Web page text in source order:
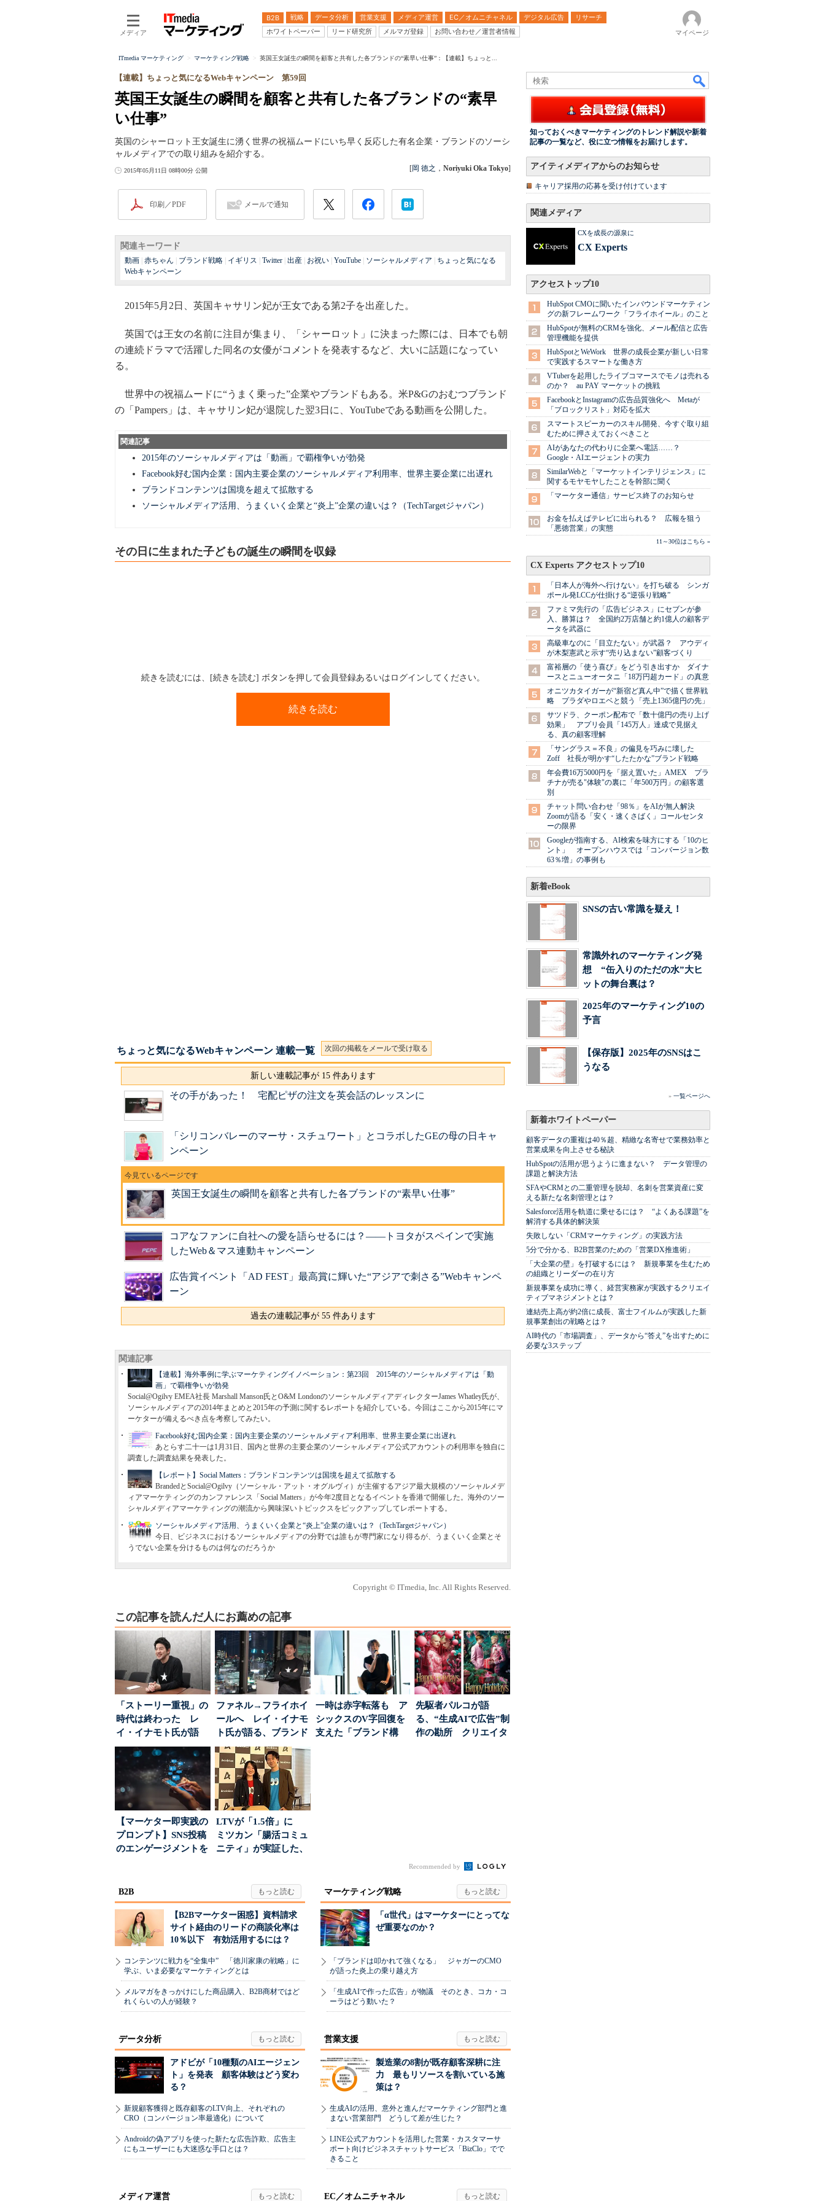
メディア
B2B 戦略 データ分析 営業支援 メディア運営 EC／オムニチャネル デジタル広告
リサーチ
ホワイトペーパー
リード研究所 メルマガ登録 お問い合わせ／運営者情報 マイページ
ITmedia マーケティング マーケティング戦略 英国王女誕生の瞬間を顧客と共有した各ブランドの“素早い仕事”：【連載】ちょっと...
英国王女誕生の瞬間を顧客と共有した各ブランドの“素早
い仕事”
【連載】ちょっと気になるWebキャンペーン 第59回
英国のシャーロット王女誕生に湧く世界の祝福ムードにいち早く反応した有名企業・ブランドのソーシ
ャルメディアでの取り組みを紹介する。
2015年05月11日 08時00分 公開 [岡 徳之 ， Noriyuki Oka Tokyo]
印刷／PDF メールで通知
関連キーワード
動画 赤ちゃん ブランド戦略 イギリス Twitter 出産 お祝い YouTube ソーシャルメディア
ちょっと気になる
Webキャンペーン
2015年5月2日、英国キャサリン妃が王女である第2子を出産した。
英国では王女の名前に注目が集まり、「シャーロット」に決まった際には、日本でも朝
の連続ドラマで活躍した同名の女優がコメントを発表するなど、大いに話題になってい
る。
世界中の祝福ムードに“うまく乗った”企業やブランドもある。米P&Gのおむつブランド
の「Pampers」は、キャサリン妃が退院した翌3日に、YouTubeである動画を公開した。
関連記事
2015年のソーシャルメディアは「動画」で覇権争いが勃発
Facebook好む国内企業：国内主要企業のソーシャルメディア利用率、世界主要企業に出遅れ
ブランドコンテンツは国境を超えて拡散する
ソーシャルメディア活用、うまくいく企業と“炎上”企業の違いは？（TechTargetジャパン）
その日に生まれた子どもの誕生の瞬間を収録
続きを読むには、[続きを読む] ボタンを押して会員登録あるいはログインしてください。
続きを読む
ちょっと気になるWebキャンペーン 連載一覧 次回の掲載をメールで受け取る
新しい連載記事が 15 件あります
その手があった！ 宅配ピザの注文を英会話のレッスンに
「シリコンバレーのマーサ・スチュワート」とコラボしたGEの母の日キャ
ンペーン
英国王女誕生の瞬間を顧客と共有した各ブランドの“素早い仕事”
コアなファンに自社への愛を語らせるには？――トヨタがスペインで実施
したWeb＆マス連動キャンペーン
広告賞イベント「AD FEST」最高賞に輝いた“アジアで刺さる”Webキャンペ
ーン
過去の連載記事が 55 件あります
関連記事
【連載】海外事例に学ぶマーケティングイノベーション：第23回 2015年のソーシャルメディアは「動
画」で覇権争いが勃発
Social@Ogilvy EMEA社長 Marshall Manson氏とO&M LondonのソーシャルメディアディレクターJames Whatley氏が、
ソーシャルメディアの2014年まとめと2015年の予測に関するレポートを紹介している。今回はここから2015年にマ
ーケターが備えるべき点を考察してみたい。
Facebook好む国内企業：国内主要企業のソーシャルメディア利用率、世界主要企業に出遅れ
あとらす二十一は1月31日、国内と世界の主要企業のソーシャルメディア公式アカウントの利用率を独自に
調査した調査結果を発表した。
【レポート】Social Matters：ブランドコンテンツは国境を超えて拡散する
BrandedとSocial@Ogilvy（ソーシャル・アット・オグルヴィ）が主催するアジア最大規模のソーシャルメデ
ィアマーケティングのカンファレンス「Social Matters」が今年2度目となるイベントを香港で開催した。海外のソー
シャルメディアマーケティングの潮流から興味深いトピックスをピックアップしてレポートする。
ソーシャルメディア活用、うまくいく企業と“炎上”企業の違いは？（TechTargetジャパン）
今日、ビジネスにおけるソーシャルメディアの分野では誰もが専門家になり得るが、うまくいく企業とそ
うでない企業を分けるものは何なのだろうか
Copyright © ITmedia, Inc. All Rights Reserved.
この記事を読んだ人にお薦めの記事
「ストーリー重視」の
時代は終わった レ
イ・イナモト氏が語
る、信頼を軸にしたブ
ラン...
ファネル→フライホイ
ールへ レイ・イナモ
ト氏が語る、ブランド
が「信頼」を得るた
め...
一時は赤字転落も ア
シックスのV字回復を
支えた「ブランド構
先駆者パルコが語
る、“生成AIで広告”制
作の勘所 クリエイタ
【マーケター即実践の
プロンプト】SNS投稿
のエンゲージメントを
LTVが「1.5倍」に
ミツカン「腸活コミュ
ニティ」が実証した、
Recommended by
B2B
【B2Bマーケター困惑】資料請求
サイト経由のリードの商談化率は
10％以下 有効活用するには？
コンテンツに戦力を“全集中” 「徳川家康の戦略」に
学ぶ、いま必要なマーケティングとは
メルマガをきっかけにした商品購入、B2B商材ではど
れくらいの人が経験？
マーケティング戦略
「α世代」はマーケターにとってな
ぜ重要なのか？
「ブランドは叩かれて強くなる」 ジャガーのCMO
が語った炎上の乗り越え方
「生成AIで作った広告」が物議 そのとき、コカ・コ
ーラはどう動いた？
データ分析
アドビが「10種類のAIエージェン
ト」を発表 顧客体験はどう変わ
る？
新規顧客獲得と既存顧客のLTV向上、それぞれの
CRO（コンバージョン率最適化）について
Androidの偽アプリを使った新たな広告詐欺、広告主
にもユーザーにも大迷惑な手口とは？
営業支援
製造業の8割が既存顧客深耕に注
力 最もリソースを割いている施
策は？
生成AIの活用、意外と進んだマーケティング部門と進
まない営業部門 どうして差が生じた？
LINE公式アカウントを活用した営業・カスタマーサ
ポート向けビジネスチャットサービス「BizClo」でで
きること
メディア運営 EC／オムニチャネル
知っておくべきマーケティングのトレンド解説や新着
記事の一覧など、役に立つ情報をお届けします。
アイティメディアからのお知らせ
キャリア採用の応募を受け付けています
関連メディア
CXを成長の源泉に
CX Experts
アクセストップ10
HubSpot CMOに聞いたインバウンドマーケティン
グの新フレームワーク「フライホイール」のこと
HubSpotが無料のCRMを強化、メール配信と広告
管理機能を提供
HubSpotとWeWork 世界の成長企業が新しい日常
で実践するスマートな働き方
VTuberを起用したライブコマースでモノは売れる
のか？ au PAY マーケットの挑戦
FacebookとInstagramの広告品質強化へ Metaが
「ブロックリスト」対応を拡大
スマートスピーカーのスキル開発、今すぐ取り組
むために押さえておくべきこと
AIがあなたの代わりに企業へ電話……？
Google・AIエージェントの実力
SimilarWebと「マーケットインテリジェンス」に
関するモヤモヤしたことを幹部に聞く
「マーケター通信」サービス終了のお知らせ
お金を払えばテレビに出られる？ 広報を狙う
「悪徳営業」の実態
11～30位はこちら »
CX Experts アクセストップ10
「日本人が海外へ行けない」を打ち破る シンガ
ポール発LCCが仕掛ける“逆張り戦略”
ファミマ先行の「広告ビジネス」にセブンが参
入、勝算は？ 全国約2万店舗と約1億人の顧客デ
ータを武器に
高級車なのに「目立たない」が武器？ アウディ
が木梨憲武と示す“売り込まない”顧客づくり
富裕層の「使う喜び」をどう引き出すか ダイナ
ースとニューオータニ「18万円超カード」の真意
オニツカタイガーが“新宿ど真ん中”で描く世界戦
略 プラダやロエベと競う「売上1365億円の先」
サツドラ、クーポン配布で「数十億円の売り上げ
効果」 アプリ会員「145万人」達成で見据え
る、真の顧客理解
「サングラス＝不良」の偏見を巧みに壊した
Zoff 社長が明かす“したたかな”ブランド戦略
年会費16万5000円を「据え置いた」AMEX プラ
チナが売る"体験"の裏に「年500万円」の顧客選
別
チャット問い合わせ「98％」をAIが無人解決
Zoomが語る「安く・速くさばく」コールセンタ
ーの限界
Googleが指南する、AI検索を味方にする「10のヒ
ント」 オープンハウスでは「コンバージョン数
63％増」の事例も
新着eBook
SNSの古い常識を疑え！
常識外れのマーケティング発
想 “缶入りのただの水”大ヒ
ットの舞台裏は？
2025年のマーケティング10の
予言
【保存版】2025年のSNSはこ
うなる
» 一覧ページへ
新着ホワイトペーパー
顧客データの重複は40％超、精緻な名寄せで業務効率と
営業成果を向上させる秘訣
HubSpotの活用が思うように進まない？ データ管理の
課題と解決方法
SFAやCRMとの二重管理を脱却、名刺を営業資産に変
える新たな名刺管理とは？
Salesforce活用を軌道に乗せるには？ “よくある課題”を
解消する具体的解決策
失敗しない「CRMマーケティング」の実践方法
5分で分かる、B2B営業のための「営業DX推進術」
「大企業の壁」を打破するには？ 新規事業を生むため
の組織とリーダーの在り方
新規事業を成功に導く、経営実務家が実践するクリエイ
ティブマネジメントとは？
連結売上高が約2倍に成長、富士フイルムが実践した新
規事業創出の戦略とは？
AI時代の「市場調査」、データから“答え”を出すために
必要な3ステップ